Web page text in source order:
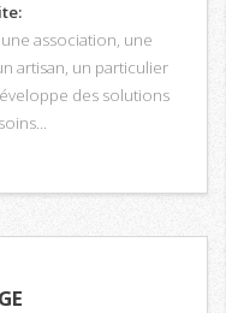
association, une
artisan, un particulier
des solutions